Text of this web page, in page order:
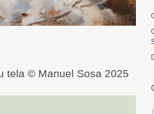
tela © Manuel Sosa 2025